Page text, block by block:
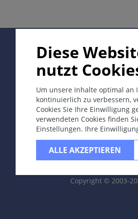
Therapie & Prävention
Synonyme
Paget-Krebs, Paget-Krankheit,
Epidemiologie
Selten; etwa 3% der
Definition
Mammär: Seltenes
Extramammär: von apokrinen
Diese
nutzt
Um unsere Inhalte optimal an
kontinuierlich zu verbessern,
Cookies Sie Ihre Einwilligung
verwendeten Cookies finden
Einstellungen. Ihre
ALLE AKZEPTIEREN
Copyright © 2003-